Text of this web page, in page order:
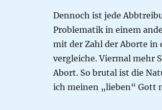
Dennoch ist jede
Problematik in einem
mit der Zahl der Aborte in
vergleiche. Viermal mehr
Abort. So brutal ist die
ich meinen „lieben“ Gott